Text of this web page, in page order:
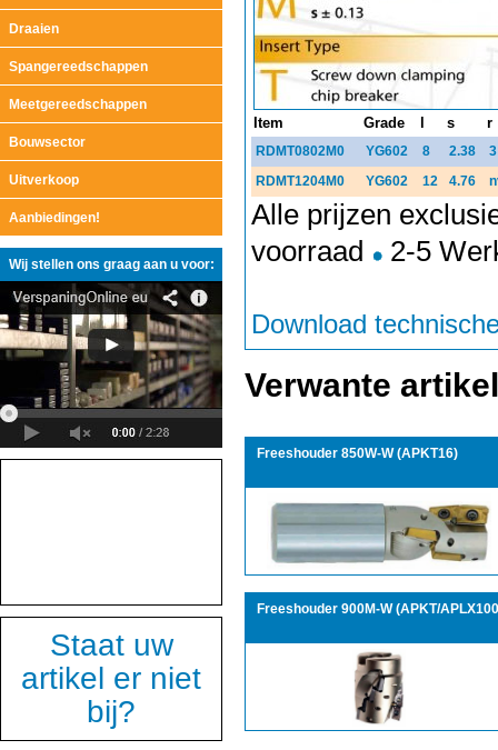
Draaien
Spangereedschappen
Meetgereedschappen
Bouwsector
Uitverkoop
Aanbiedingen!
Wij stellen ons graag aan u voor:
Staat uw
artikel er niet
bij?
Item Grade s r
RDMT0802M0 YG602 8 2.38
3
RDMT1204M0
YG602 12 4.76
Alle prijzen
voorraad
2-5
Download
Verwante
Freeshouder 850W-W (APKT16)
Freeshouder 900M-W (APKT/